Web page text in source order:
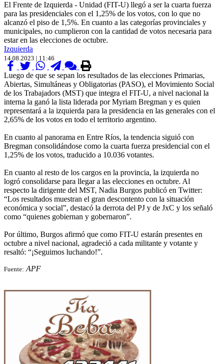
El Frente de Izquierda - Unidad (FIT-U) llegó a ser la cuarta fuerza
para las presidenciales con el 1,25% de los votos, con lo que no
alcanzó el piso de 1,5%. En cuanto a las categorías provinciales y
municipales, no cumplieron con la cantidad de votos necesaria para
estar en las elecciones de octubre.
Izquierda
14.08.2023 | 11:46
Luego de que se sepan los resultados de las elecciones Primarias,
Abiertas, Simultáneas y Obligatorias (PASO), el Movimiento Social
de los Trabajadors (MST) que integra el FIT-U, a nivel nacional la
interna la ganó la lista liderada por Myriam Bregman y es quien
representará a la izquierda para la presidencia en las generales con el
2,65% de los votos en todo el territorio argentino.
En cuanto al panorama en Entre Ríos, la tendencia siguió con
Bregman consolidándose como la cuarta fuerza presidencial con el
1,25% de los votos, traducido a 10.036 votantes.
En cuanto al resto de los cargos en la provincia, la izquierda no
logró consolidarse para llegar a las elecciones en octubre. Al
respecto la dirigente del MST, Nadia Burgos publicó en Twitter:
“Los resultados muestran el gran descontento con la situación
económica y social”, destacó la derrota del PJ y de JxC y los señaló
como “quienes gobiernan y gobernaron”.
Por último, Burgos afirmó que como FIT-U estarán presentes en
octubre a nivel nacional, agradeció a cada militante y votante y
resaltó: “¡Seguimos luchando!”.
Fuente: APF